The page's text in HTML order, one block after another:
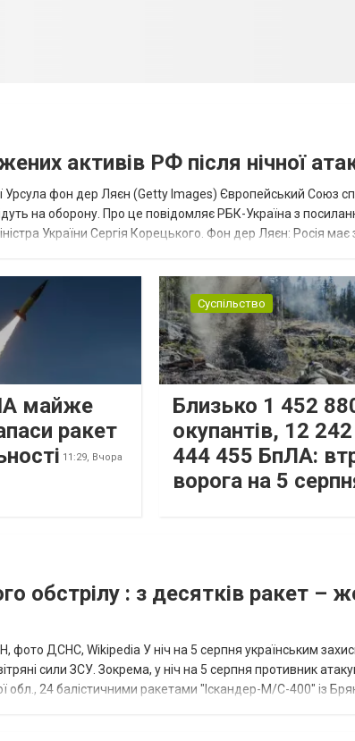
активів РФ після нічної
Урсула фон дер Ляєн (Getty Images) Європейський Союз
на оборону. Про це повідомляє РБК-Україна з
України Сергія Корецького. Фон дер Ляєн: Росія має
майже
ракет
11:29, Вчора
Суспільство
Близько 1 452
окупантів, 12
444 455 БпЛА:
ворога на 5
обстрілу : з десятків ракет –
ДСНС, Wikipedia У ніч на 5 серпня українським
сили ЗСУ. Зокрема, у ніч на 5 серпня противник
24 балістичними ракетами "Іскандер-М/С-400" із